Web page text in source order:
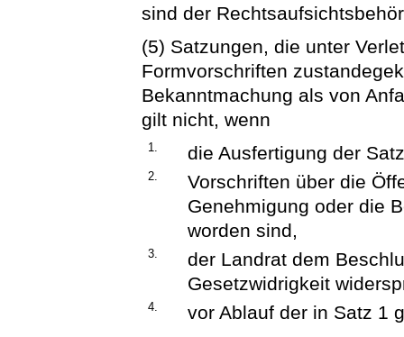
sind der
(5) Satzungen, die unter
Formvorschriften
Bekanntmachung als von
gilt nicht, wenn
1. die Ausfertigung der
2.
Vorschriften über die
Genehmigung oder die
worden sind,
3.
der Landrat dem
Gesetzwidrigkeit
4. vor Ablauf der in Satz 1